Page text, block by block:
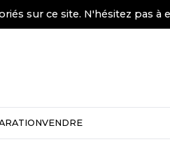
sur ce site. N'hésitez pas à
VENDRE